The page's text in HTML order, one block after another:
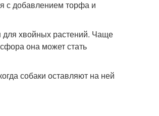
с добавлением торфа и
для хвойных растений. Чаще
она может стать
собаки оставляют на ней